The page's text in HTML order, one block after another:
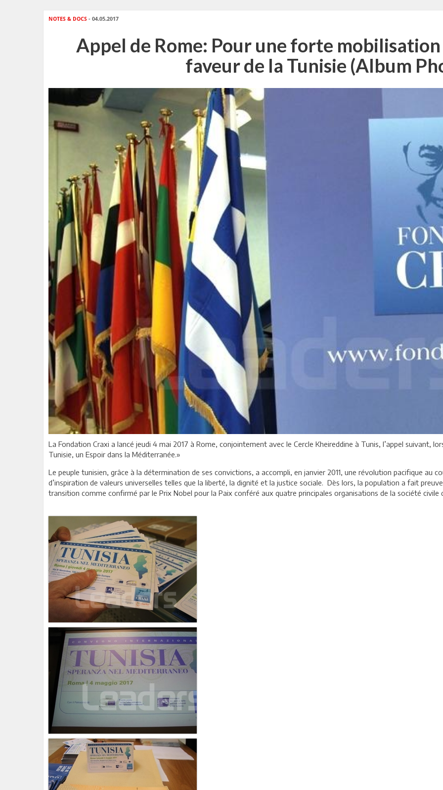
NOTES & DOCS - 04.05.2017
Appel de Rome: Pour une forte
faveur de la Tunisie (Album
La Fondation Craxi a lancé jeudi 4 mai 2017 à Rome, conjointement avec le Cercle Kheireddine à Tunis, l’appel suivant,
Tunisie, un Espoir dans la Méditerranée.»
Le peuple tunisien, grâce à la détermination de ses convictions, a accompli, en janvier 2011, une révolution pacifique au
d’inspiration de valeurs universelles telles que la liberté, la dignité et la justice sociale. Dès lors, la population a fait
transition comme confirmé par le Prix Nobel pour la Paix conféré aux quatre principales organisations de la société civile